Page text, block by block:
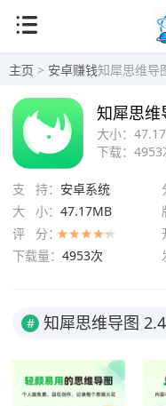
主页 > 安卓赚钱知犀思维导
大小：
下载： 4953
知犀思维
支 持： 安卓系统
大 小： 47.17MB
评 分：
下载量： 4953次
# 知犀思维导图